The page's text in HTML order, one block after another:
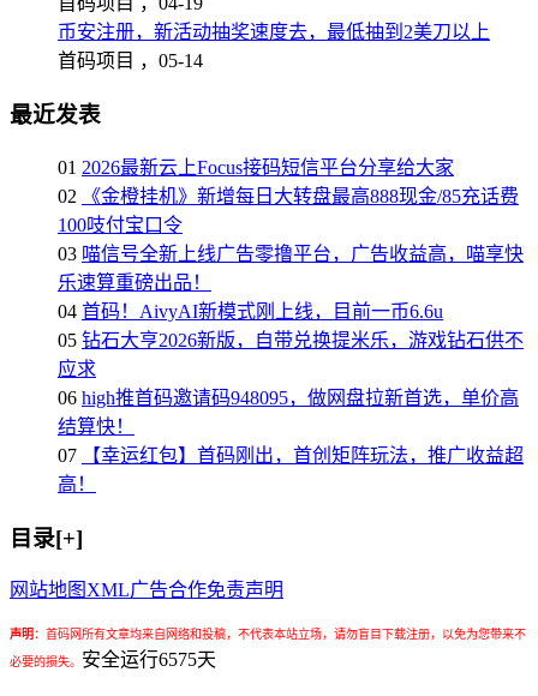
币安注册，新活动抽奖速度去，最低抽到2美刀以上
首码项目 ， 05-14
最近发表
01 2026最新云上Focus接码短信平台分享给大家
02
《金橙挂机》新增每日大转盘最高888现金/85充话费
100吱付宝口令
03 喵信号全新上线广告零撸平台，广告收益高，喵享快
乐速算重磅出品！
04 首码！AivyAI新模式刚上线，目前一币6.6u
05 钻石大亨2026新版，自带兑换提米乐，游戏钻石供不
应求
06 high推首码邀请码948095，做网盘拉新首选，单价高
结算快！
07
【幸运红包】首码刚出，首创矩阵玩法，推广收益超
高！
目录[+]
网站地图 XML广告合作免责声明
声明： 首码网所有文章均来自网络和投稿，不代表本站立场，请勿盲目下载注册，以免为您带来不
必要的损失。 安全运行6575天